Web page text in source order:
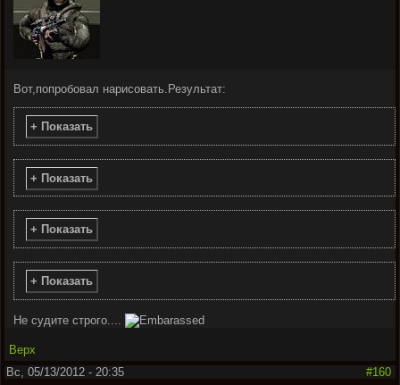
Вот,попробовал нарисовать.Результат:
+ Показать
+ Показать
+ Показать
+ Показать
Не судите строго....
Верх
Вс, 05/13/2012 - 20:35
#160